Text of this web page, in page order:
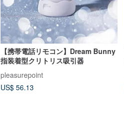
【携帯電話リモコン】Dream Bunny
指装着型クリトリス吸引器
pleasurepoint
US$ 56.13